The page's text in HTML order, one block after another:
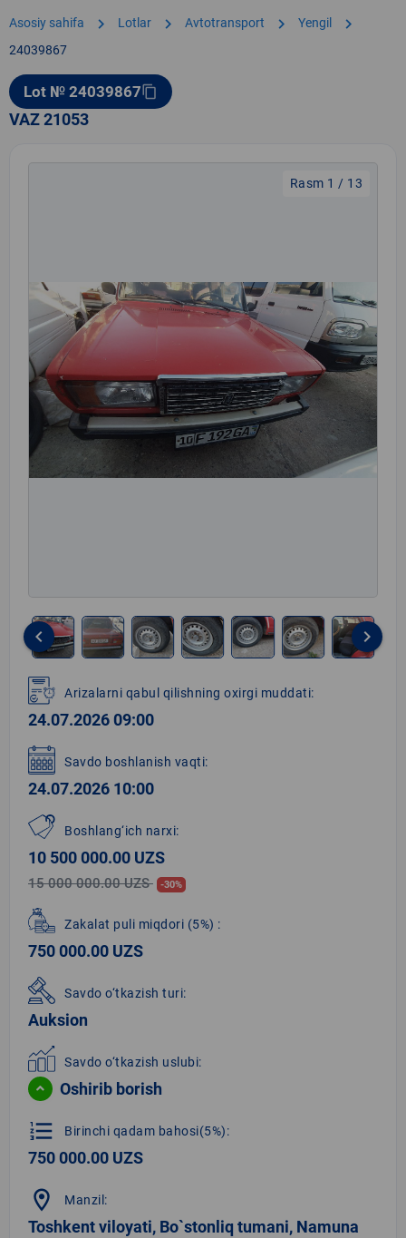
Asosiy sahifa chevron_right Lotlar chevron_right Avtotransport chevron_right Yengil chevron_right
24039867
Lot № 24039867content_copy
VAZ 21053
Rasm 1 / 13
1
of
13
keyboard_arrow_left keyboard_arrow_right
Arizalarni qabul qilishning oxirgi muddati:
24.07.2026 09:00
Savdo boshlanish vaqti:
24.07.2026 10:00
Boshlang‘ich narxi:
10 500 000.00 UZS
15 000 000.00 UZS -30%
Zakalat puli miqdori (5%) :
750 000.00 UZS
Savdo o‘tkazish turi:
Auksion
Savdo o‘tkazish uslubi:
Oshirib borish
format_list_numbered Birinchi qadam bahosi(5%):
750 000.00 UZS
location_on Manzil:
Toshkent viloyati, Bo`stonliq tumani, Namuna